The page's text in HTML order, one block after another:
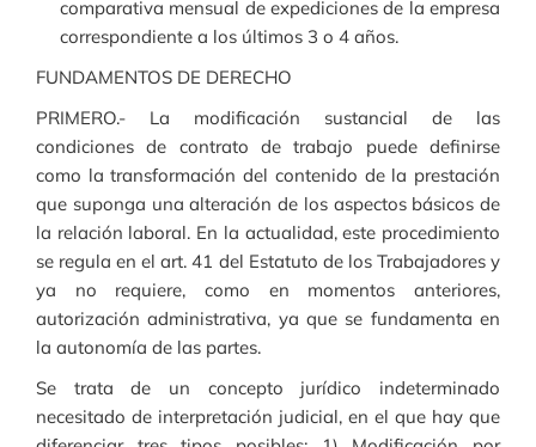
comparativa mensual de expediciones de la empresa
correspondiente a los últimos 3 o 4 años.
FUNDAMENTOS DE DERECHO
PRIMERO.- La modificación sustancial de las
condiciones de contrato de trabajo puede definirse
como la transformación del contenido de la prestación
que suponga una alteración de los aspectos básicos de
la relación laboral. En la actualidad, este procedimiento
se regula en el art. 41 del Estatuto de los Trabajadores y
ya no requiere, como en momentos anteriores,
autorización administrativa, ya que se fundamenta en
la autonomía de las partes.
Se trata de un concepto jurídico indeterminado
necesitado de interpretación judicial, en el que hay que